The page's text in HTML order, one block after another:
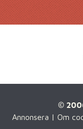
©
Annonsera | Om